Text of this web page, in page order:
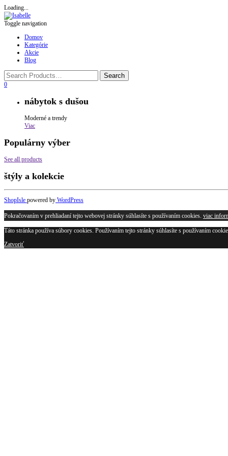
Loading...
Toggle navigation
Domov
Kategórie
Akcie
Blog
0
nábytok s dušou
Moderné a trendy
Viac
Populárny výber
See all products
štýly a kolekcie
ShopIsle powered by WordPress
Pokračovaním v prehliadaní tejto webovej stránky súhlasíte s používaním cookies. viac
Táto stránka používa súbory cookies. Používaním tejto stránky súhlasíte s používaním
Zatvoriť